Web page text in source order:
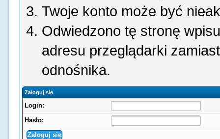
Twoje konto może być
Odwiedzono tę stronę
adresu przeglądarki
odnośnika.
Zaloguj się
Login:
Hasło: